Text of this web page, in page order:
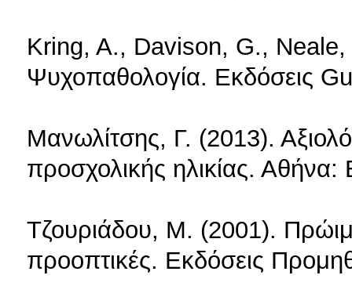
Kring, A., Davison, G.,
Ψυχοπαθολογία. Εκδόσεις
Μανωλίτσης, Γ. (2013).
προσχολικής ηλικίας. Αθήνα:
Τζουριάδου, Μ. (2001).
προοπτικές. Εκδόσεις